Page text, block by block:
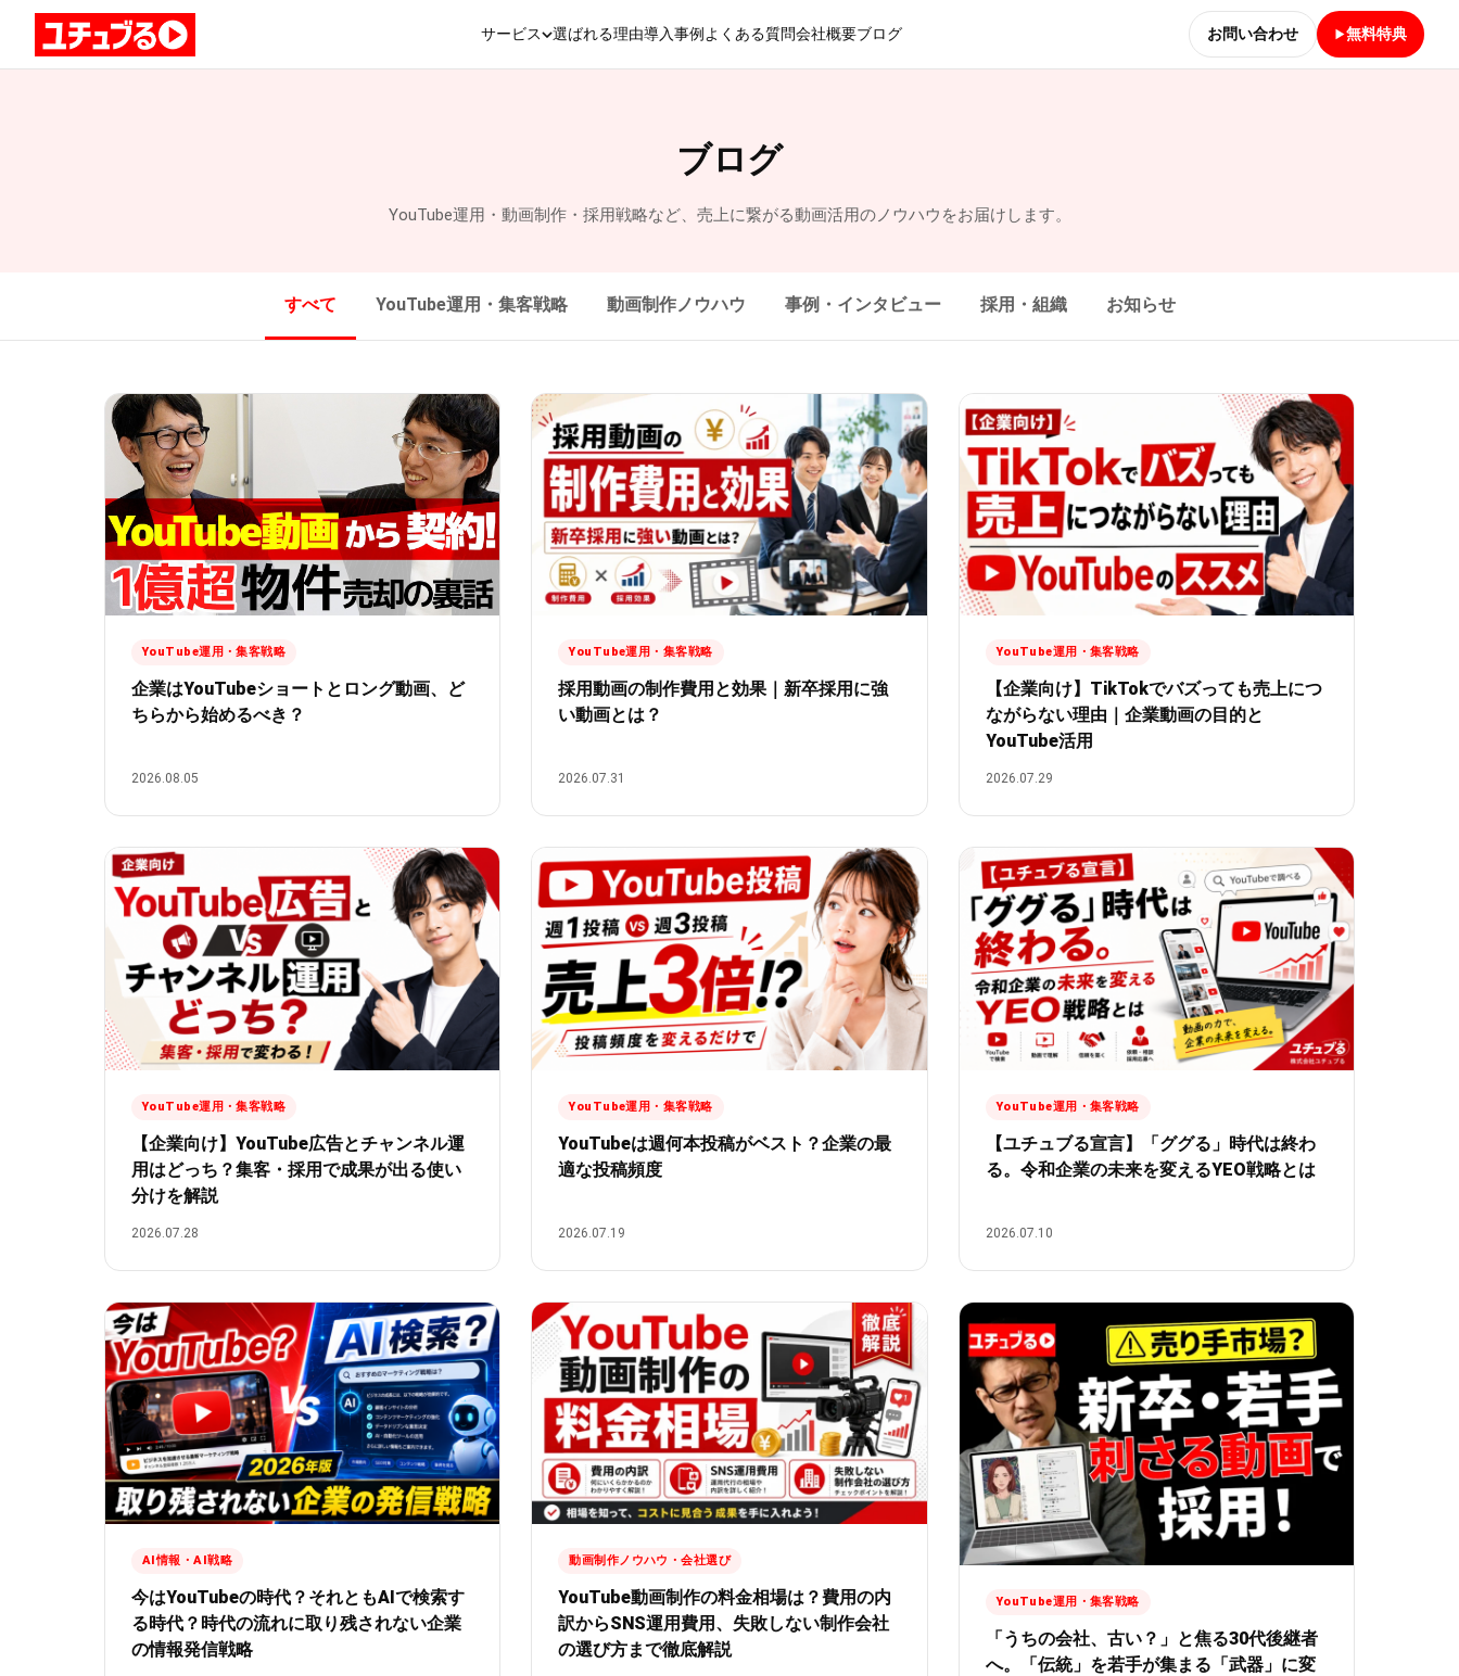
サービス 選ばれる理由導入事例 よくある質問会社概要ブログ お問い合わせ 無料特典
ブログ
YouTube運用・動画制作・採用戦略など、売上に繋がる動画活用のノウハウをお届けします。
すべて YouTube運用・集客戦略 動画制作ノウハウ 事例・インタビュー 採用・組織 お知らせ
YouTube運用・集客戦略
企業はYouTubeショートとロング動画、ど
ちらから始めるべき？
2026.08.05
YouTube運用・集客戦略
採用動画の制作費用と効果｜新卒採用に強
い動画とは？
2026.07.31
YouTube運用・集客戦略
【企業向け】TikTokでバズっても売上につ
ながらない理由｜企業動画の目的と
YouTube活用
2026.07.29
YouTube運用・集客戦略
【企業向け】YouTube広告とチャンネル運
用はどっち？集客・採用で成果が出る使い
分けを解説
2026.07.28
YouTube運用・集客戦略
YouTubeは週何本投稿がベスト？企業の最
適な投稿頻度
2026.07.19
YouTube運用・集客戦略
【ユチュブる宣言】「ググる」時代は終わ
る。令和企業の未来を変えるYEO戦略とは
2026.07.10
AI情報・AI戦略
今はYouTubeの時代？それともAIで検索す
る時代？時代の流れに取り残されない企業
の情報発信戦略
動画制作ノウハウ・会社選び
YouTube動画制作の料金相場は？費用の内
訳からSNS運用費用、失敗しない制作会社
の選び方まで徹底解説
YouTube運用・集客戦略
「うちの会社、古い？」と焦る30代後継者
へ。「伝統」を若手が集まる「武器」に変